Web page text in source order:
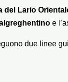
del Lario
e
due linee